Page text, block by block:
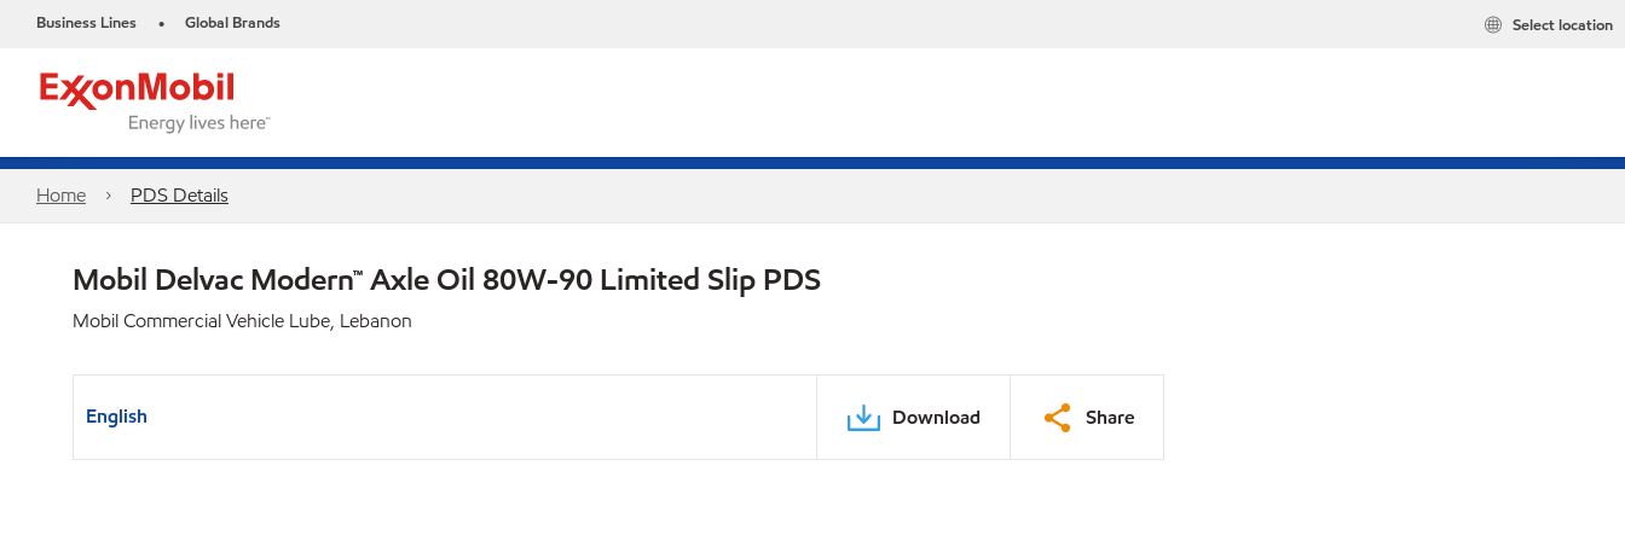
Business Lines • Global Brands Select location
Home PDS Details
Mobil Delvac Modern™ Axle Oil 80W-90 Limited Slip PDS
Mobil Commercial Vehicle Lube, Lebanon
English Download Share